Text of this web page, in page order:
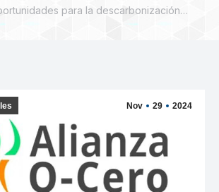
para la descarbonización…
Nov 29 2024